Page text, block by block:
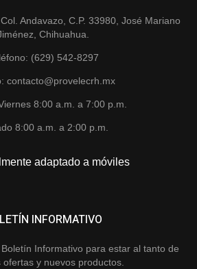
Andavazo, C.P. 33980, José Mariano
Chihuahua.
(629) 542-8297
contacto@provelecrh.mx
8:00 a.m. a 7:00 p.m.
8:00 a.m. a 2:00 p.m.
adaptado a móviles
INFORMATIVO
Informativo para estar al tanto de
ofertas y nuevos productos.